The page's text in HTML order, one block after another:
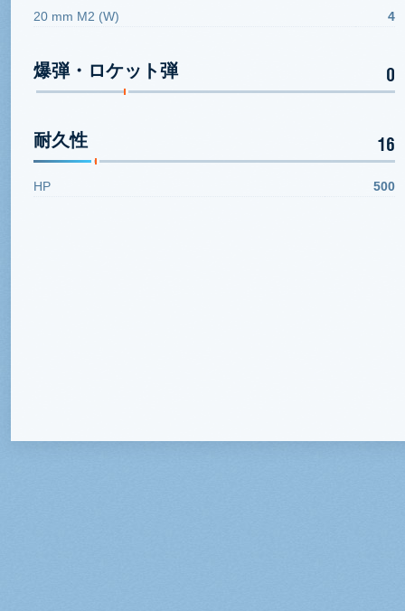
20 mm M2 (W) 4
爆弾・ロケット弾 0
耐久性 16
HP 500